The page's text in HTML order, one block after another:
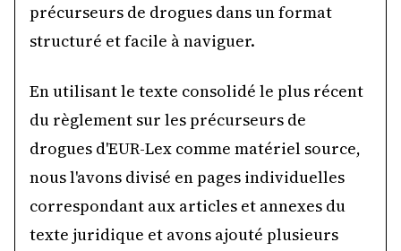
précurseurs de drogues dans un format
structuré et facile à naviguer.
En utilisant le texte consolidé le plus récent
du règlement sur les précurseurs de
drogues d'EUR-Lex comme matériel source,
nous l'avons divisé en pages individuelles
correspondant aux articles et annexes du
texte juridique et avons ajouté plusieurs